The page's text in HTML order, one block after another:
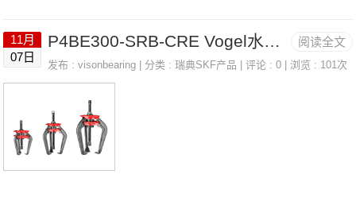
格4T-2790UCFX06D1法国SNR轴承40.
阅读全文
11月
07日
P4BE300-SRB-CRE Vogel水库 LINCOLN 91048
发布 :visonbearing | 分类 :瑞典SKF产品 | 评论 : 0 | 浏览 : 101次